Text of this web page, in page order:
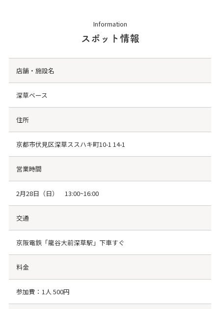
Information
スポット情報
店舗・施設名
深草ベース
住所
京都市伏見区深草ススハキ町10-1 14-1
営業時間
2月28日（日） 13:00~16:00
交通
京阪電鉄「龍谷大前深草駅」下車すぐ
料金
参加費：1人 500円